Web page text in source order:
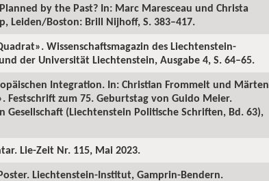
by the Past? In: Marc Maresceau und Christa
Leiden/Boston: Brill Nijhoff, S. 383–417.
Wissenschaftsmagazin des Liechtenstein-
der Universität Liechtenstein, Ausgabe 4, S. 64–65.
Integration. In: Christian Frommelt und Märten
Festschrift zum 75. Geburtstag von Guido Meier.
(Liechtenstein Politische Schriften, Bd. 63),
Lie-Zeit Nr. 115, Mai 2023.
Liechtenstein-Institut, Gamprin-Bendern.